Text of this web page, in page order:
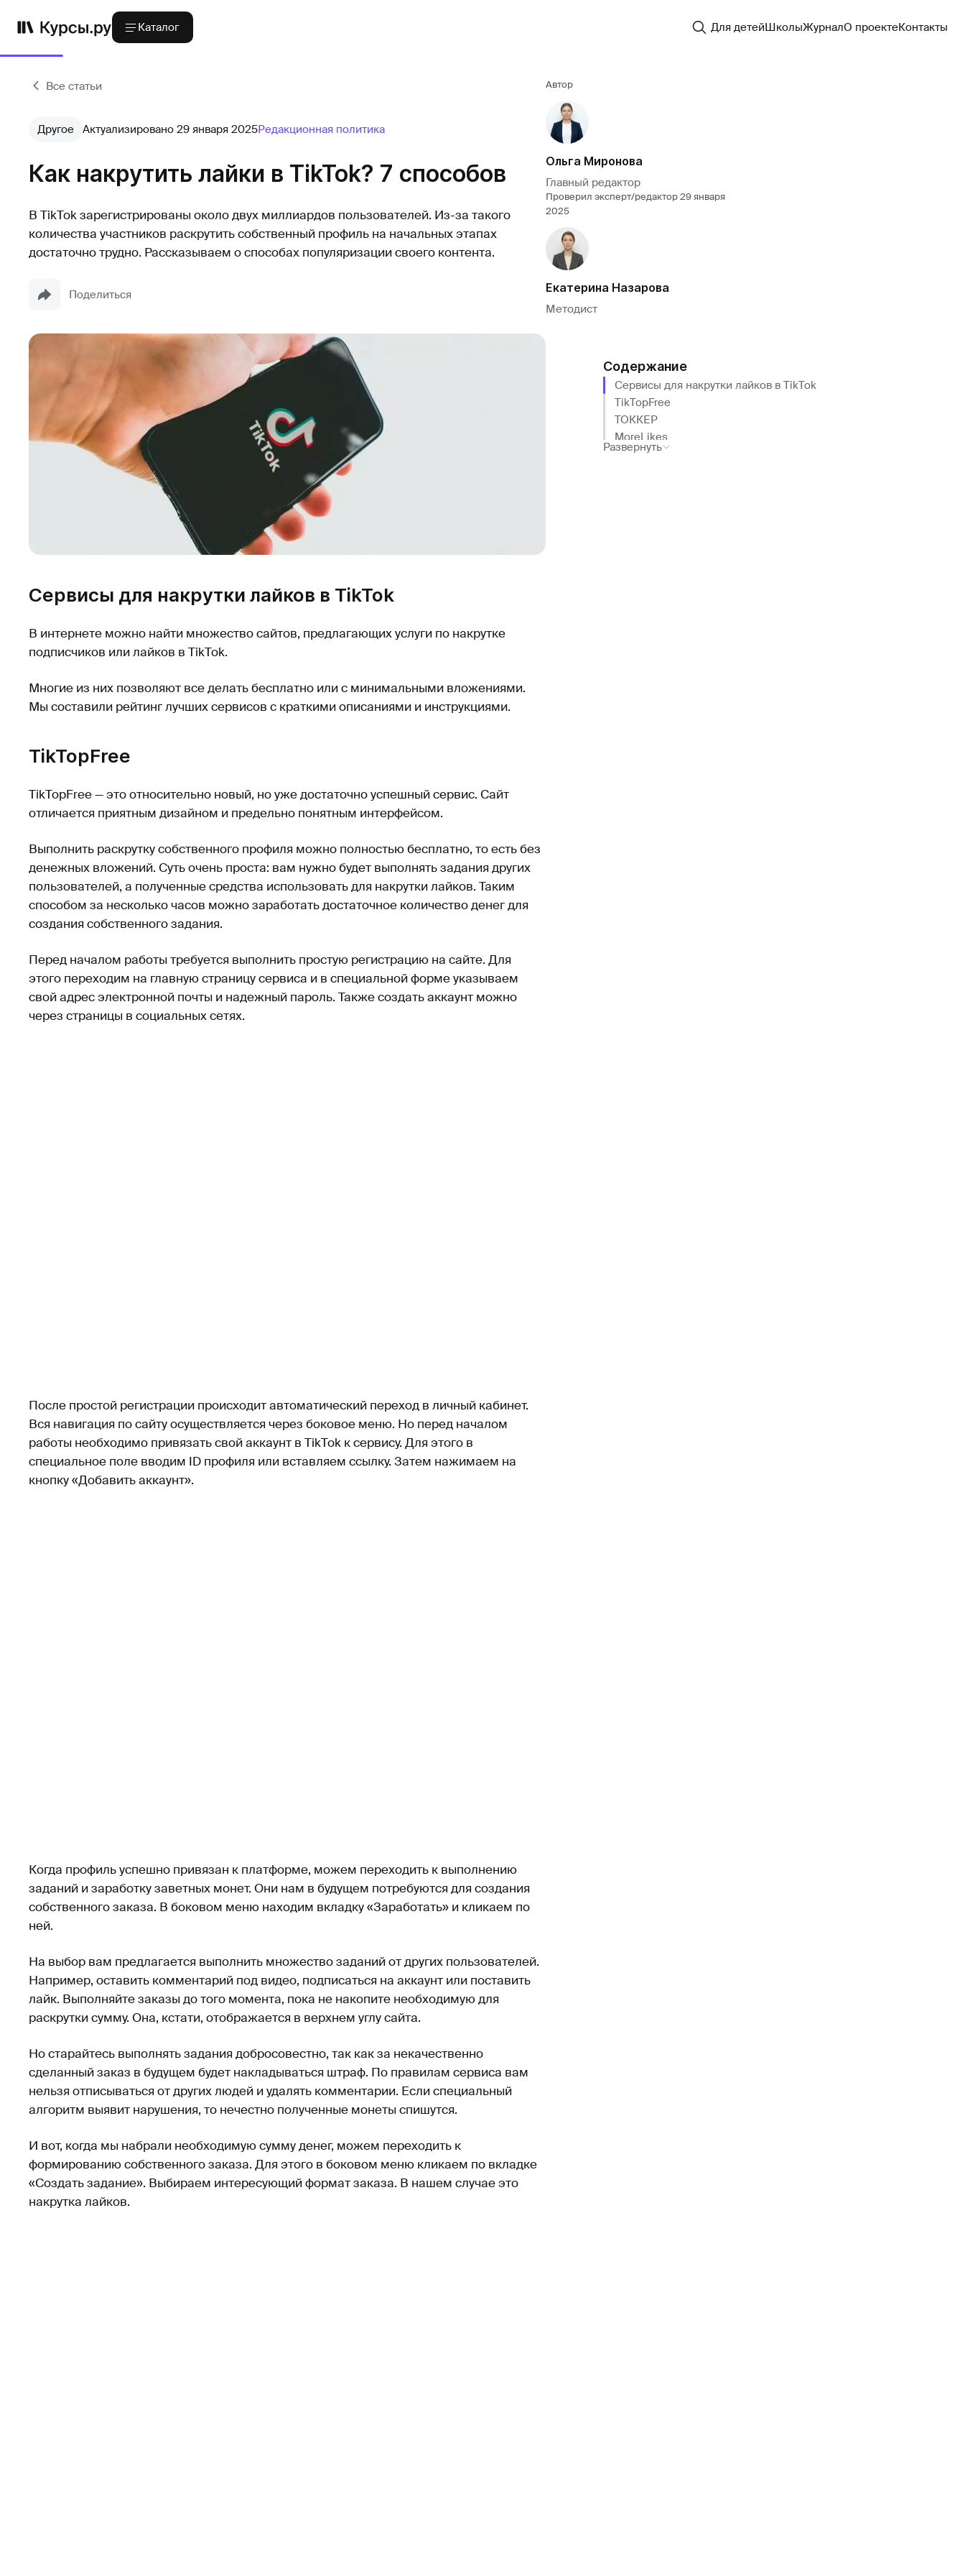
Каталог Для детейШколыЖурналО проектеКонтакты
Все статьи
Другое Актуализировано 29 января 2025Редакционная политика
Как накрутить лайки в TikTok? 7 способов
В TikTok зарегистрированы около двух миллиардов пользователей. Из-за такого
количества участников раскрутить собственный профиль на начальных этапах
достаточно трудно. Рассказываем о способах популяризации своего контента.
Поделиться
Автор
Ольга Миронова
Главный редактор
Проверил эксперт/редактор29 января
2025
Екатерина Назарова
Методист
Сервисы для накрутки лайков в TikTok
В интернете можно найти множество сайтов, предлагающих услуги по накрутке
подписчиков или лайков в TikTok.
Многие из них позволяют все делать бесплатно или с минимальными вложениями.
Мы составили рейтинг лучших сервисов с краткими описаниями и инструкциями.
TikTopFree
TikTopFree — это относительно новый, но уже достаточно успешный сервис. Сайт
отличается приятным дизайном и предельно понятным интерфейсом.
Выполнить раскрутку собственного профиля можно полностью бесплатно, то есть без
денежных вложений. Суть очень проста: вам нужно будет выполнять задания других
пользователей, а полученные средства использовать для накрутки лайков. Таким
способом за несколько часов можно заработать достаточное количество денег для
создания собственного задания.
Перед началом работы требуется выполнить простую регистрацию на сайте. Для
этого переходим на главную страницу сервиса и в специальной форме указываем
свой адрес электронной почты и надежный пароль. Также создать аккаунт можно
через страницы в социальных сетях.
После простой регистрации происходит автоматический переход в личный кабинет.
Вся навигация по сайту осуществляется через боковое меню. Но перед началом
работы необходимо привязать свой аккаунт в TikTok к сервису. Для этого в
специальное поле вводим ID профиля или вставляем ссылку. Затем нажимаем на
кнопку «Добавить аккаунт».
Когда профиль успешно привязан к платформе, можем переходить к выполнению
заданий и заработку заветных монет. Они нам в будущем потребуются для создания
собственного заказа. В боковом меню находим вкладку «Заработать» и кликаем по
ней.
На выбор вам предлагается выполнить множество заданий от других пользователей.
Например, оставить комментарий под видео, подписаться на аккаунт или поставить
лайк. Выполняйте заказы до того момента, пока не накопите необходимую для
раскрутки сумму. Она, кстати, отображается в верхнем углу сайта.
Но старайтесь выполнять задания добросовестно, так как за некачественно
сделанный заказ в будущем будет накладываться штраф. По правилам сервиса вам
нельзя отписываться от других людей и удалять комментарии. Если специальный
алгоритм выявит нарушения, то нечестно полученные монеты спишутся.
И вот, когда мы набрали необходимую сумму денег, можем переходить к
формированию собственного заказа. Для этого в боковом меню кликаем по вкладке
«Создать задание». Выбираем интересующий формат заказа. В нашем случае это
накрутка лайков.
Содержание
Сервисы для накрутки лайков в TikTok
TikTopFree
ТОККЕР
MoreLikes
TikTop
Развернуть